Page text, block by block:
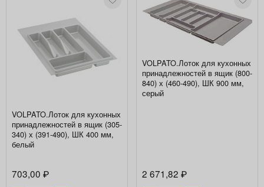
VOLPATO.Лоток для кухонных
принадлежностей в ящик (305-
340) х (391-490), ШК 400 мм,
белый
703,00₽
VOLPATO.Лоток для кухонных
принадлежностей в ящик (800-
840) х (460-490), ШК 900 мм,
серый
2 671,82 ₽